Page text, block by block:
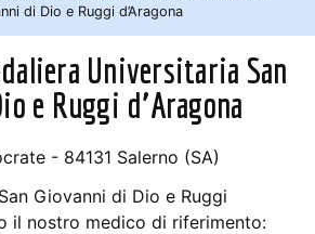
di Dio e Ruggi d’Aragona
Universitaria San
e Ruggi d’Aragona
- 84131 Salerno (SA)
Giovanni di Dio e Ruggi
il nostro medico di riferimento: